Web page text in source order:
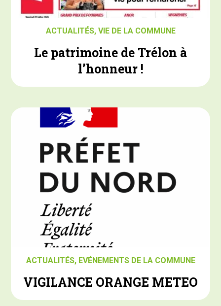
ACTUALITÉS, VIE DE LA COMMUNE
Le patrimoine de Trélon à
l’honneur !
ACTUALITÉS, EVÉNEMENTS DE LA COMMUNE
VIGILANCE ORANGE METEO